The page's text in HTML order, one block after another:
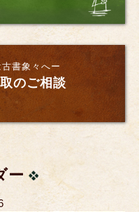
書象々へー
のご相談
ー